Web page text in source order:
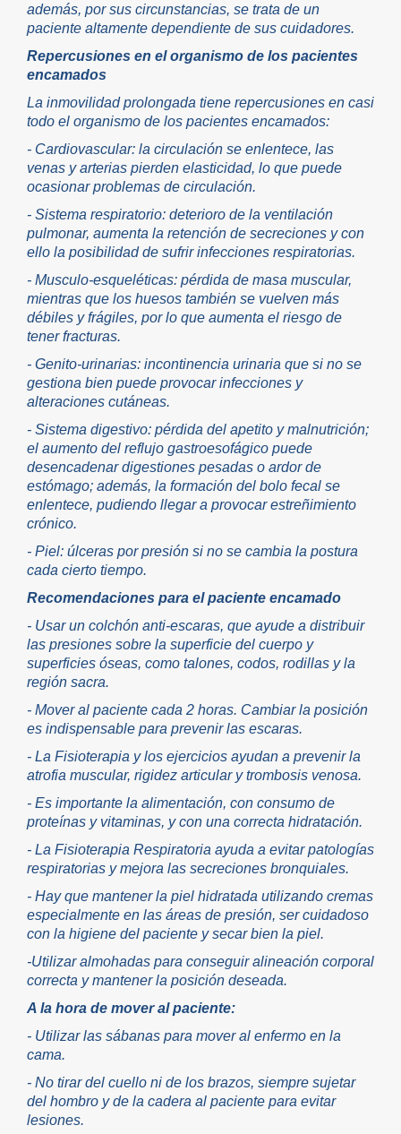
además, por sus circunstancias, se trata de un
paciente altamente dependiente de sus cuidadores.
Repercusiones en el organismo de los pacientes
encamados
La inmovilidad prolongada tiene repercusiones en casi
todo el organismo de los pacientes encamados:
- Cardiovascular: la circulación se enlentece, las
venas y arterias pierden elasticidad, lo que puede
ocasionar problemas de circulación.
- Sistema respiratorio: deterioro de la ventilación
pulmonar, aumenta la retención de secreciones y con
ello la posibilidad de sufrir infecciones respiratorias.
- Musculo-esqueléticas: pérdida de masa muscular,
mientras que los huesos también se vuelven más
débiles y frágiles, por lo que aumenta el riesgo de
tener fracturas.
- Genito-urinarias: incontinencia urinaria que si no se
gestiona bien puede provocar infecciones y
alteraciones cutáneas.
- Sistema digestivo: pérdida del apetito y malnutrición;
el aumento del reflujo gastroesofágico puede
desencadenar digestiones pesadas o ardor de
estómago; además, la formación del bolo fecal se
enlentece, pudiendo llegar a provocar estreñimiento
crónico.
- Piel: úlceras por presión si no se cambia la postura
cada cierto tiempo.
Recomendaciones para el paciente encamado
- Usar un colchón anti-escaras, que ayude a distribuir
las presiones sobre la superficie del cuerpo y
superficies óseas, como talones, codos, rodillas y la
región sacra.
- Mover al paciente cada 2 horas. Cambiar la posición
es indispensable para prevenir las escaras.
- La Fisioterapia y los ejercicios ayudan a prevenir la
atrofia muscular, rigidez articular y trombosis venosa.
- Es importante la alimentación, con consumo de
proteínas y vitaminas, y con una correcta hidratación.
- La Fisioterapia Respiratoria ayuda a evitar patologías
respiratorias y mejora las secreciones bronquiales.
- Hay que mantener la piel hidratada utilizando cremas
especialmente en las áreas de presión, ser cuidadoso
con la higiene del paciente y secar bien la piel.
-Utilizar almohadas para conseguir alineación corporal
correcta y mantener la posición deseada.
A la hora de mover al paciente:
- Utilizar las sábanas para mover al enfermo en la
cama.
- No tirar del cuello ni de los brazos, siempre sujetar
del hombro y de la cadera al paciente para evitar
lesiones.